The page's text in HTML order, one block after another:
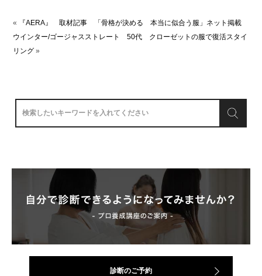
«
『AERA』 取材記事 「骨格が決める 本当に似合う服」ネット掲載
ウインター/ゴージャスストレート 50代 クローゼットの服で復活スタイ
リング »
診断のご予約